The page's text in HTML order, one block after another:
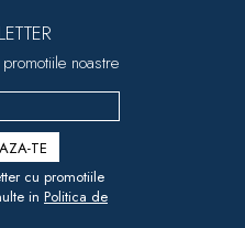
noastre
cu promotiile
in Politica de